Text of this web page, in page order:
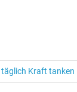
täglich Kraft tanken